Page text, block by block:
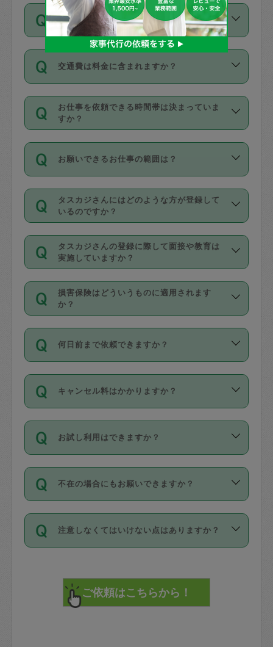
いません。
があり、レビュー件数、レビューの平均
値、などで除々に設定可能な最高額が上
がっていく仕組みになっています。
お支払方法はクレジットカード（Visa／
Master／JCB／AMERICAN EXPRESS／
Diners Club）のみとなります。
カード情報のご登録は、依頼リクエスト
を行う際にご入力ください。プロフィー
ル登録時にはご入力いただかなくても大
丈夫です。
デビットカード・プリペイドカード（Vプ
リカ、au WALLETなど）は支払にはご利
銀行振込や現金払いも対応していませ
なお、タスカジさんの交通費も、依頼料
金のご請求と合わせてお支払いとなりま
動計算で表示されます。
同じタスカジさんに定期的にお願いする場
合はお得になる？
依頼には「スポット」と「定期（毎週｜
隔週）」があり、「定期」の依頼は「ス
ポット」よりお得な料金でご利用できま
す。
定期の最低利用回数は設けていない代わ
りに、一定数を超えたキャンセルは有償
（例：毎週定期の場合は３回以上のキャ
ンセルが有償（1200円、隔週定期の場合
は２回以上のキャンセルが有償（1200
交通費は料金に含まれますか？
交通費は依頼料金とは別途発生し、依頼
料金のご請求と合わせてお支払いとなり
ます。交通費の金額は「依頼の詳細」に
お仕事を依頼できる時間帯は決まっていま
すか？
時間帯は3種類あります。いずれも１回あ
たり３時間です。
・ＡＭ ９時～１２時
・ＰＭ １３時～１６時
・夜 １８時～２１時
開始時間を２時間前後変更することが可
能です。依頼送信後、個別にタスカジさ
んにメッセージを送り調整してくださ
い。ただし、２時間を越えての調整はで
時間も被らない場合、損害保険の対象外
お願いできるお仕事の範囲は？
掃除、整理収納、洗濯、買い物、料理、
作り置きです。タスカジさんによってで
きる仕事の範囲が異なりますので、依頼
する前にタスカジさんのプロフィールで
確認してください。
基本的に、高所での作業や危険作業、屋
外での作業は対象外です。
タスカジさんにはどのような方が登録して
いるのですか？
主婦として長年の家事経験をお持ちの
方、栄養士・調理師といった資格者で保
育園や学校の給食やレストランで料理関
係の専門職に従事されていた方、日本で
すでにハウスキーパーや英語の先生とし
てお仕事をしているフィリピン出身の
社員など様々なバックグラウンドの方が
登録しています。
日本語も話せる方など様々です。
ールに記載していますので、各自の得意
を依頼してください。
タスカジさんの登録に際して面接や教育は
実施していますか？
応募の際に、各自事務局との面接と説明
を行っています。その後、身分証明書の
写真提出をしていただいています。外国
確認しています。タスカジさんトレーニ
ング動画を使ったセルフトレーニングの
現場トライアルを受け、合格したタスカ
ジさんが活動されています。
※テストセンターの講評は１件目のレビュ
参考
【詳細】タスカジさんの登録に際
損害保険はどういうものに適用されます
か？
依頼者とタスカジさんとの間でタスカジ
を通して成立した作業時間内での作業に
適用されます。作業範囲は、掃除、洗
です。作業中に物を壊したり、人にけが
をさせたりした場合が対象で、補償金額
す。
写真を撮り、
詳細FAQ：
損害賠償保険について教えて
何日前まで依頼できますか？
ご依頼は、現在を起点に3日後（72時間
以降）の日時から受付可能となっていま
す。
タスカジさんへ「募集」をかけることが
可能です。
キャンセル料はかかりますか？
キャンセル料には、以下の2種類がありま
す。
1. 直前キャンセル（定期、スポット契約
共通）
72時間を超える※と、以下のキャンセル
料が発生します。
直前キャンセル料：
72時間前〜24時間前＝依頼料金の50%
お試し利用はできますか？
「お試し利用」というメニューはありま
せんが、「一回のみ」依頼を活用するこ
とによって、気に入ったタスカジさんを
まず、条件の合う気になるタスカジさ
みてください。
その後、一番気に入ったタスカジさんに
不在の場合にもお願いできますか？
不在の場合の作業はタスカジさんの同意
が必要です。数回の依頼ののち、タスカ
ジさんと依頼者の間で十分な信頼関係が
てください。
不在時に部屋に入るためにタスカジさん
注意しなくてはいけない点はありますか？
で、必ず鍵のかかるロッカーや金庫に入
れて依頼者の責任の元管理するよう心掛
けてください。